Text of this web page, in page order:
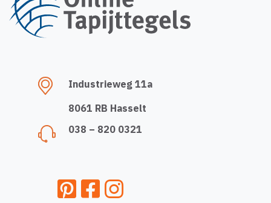
Industrieweg 11a
8061 RB Hasselt
038 – 820 0321